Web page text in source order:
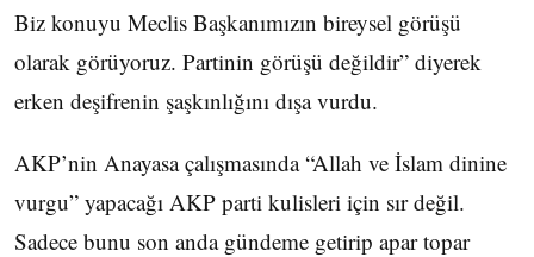
Biz konuyu Meclis Başkanımızın bireysel görüşü
olarak görüyoruz. Partinin görüşü değildir” diyerek
erken deşifrenin şaşkınlığını dışa vurdu.
AKP’nin Anayasa çalışmasında “Allah ve İslam dinine
vurgu” yapacağı AKP parti kulisleri için sır değil.
Sadece bunu son anda gündeme getirip apar topar